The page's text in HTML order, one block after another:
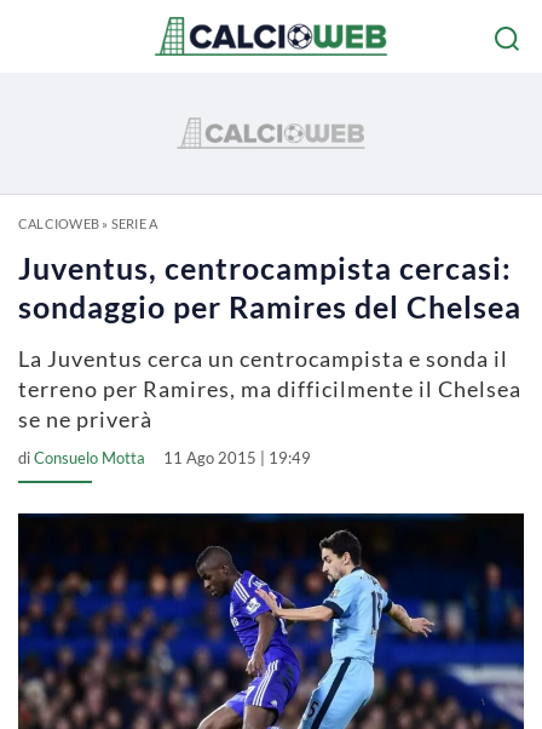
CALCIOWEB» SERIE A
Juventus, centrocampista cercasi:
sondaggio per Ramires del Chelsea
La Juventus cerca un centrocampista e sonda il
terreno per Ramires, ma difficilmente il Chelsea
se ne priverà
diConsuelo Motta 11 Ago 2015 | 19:49